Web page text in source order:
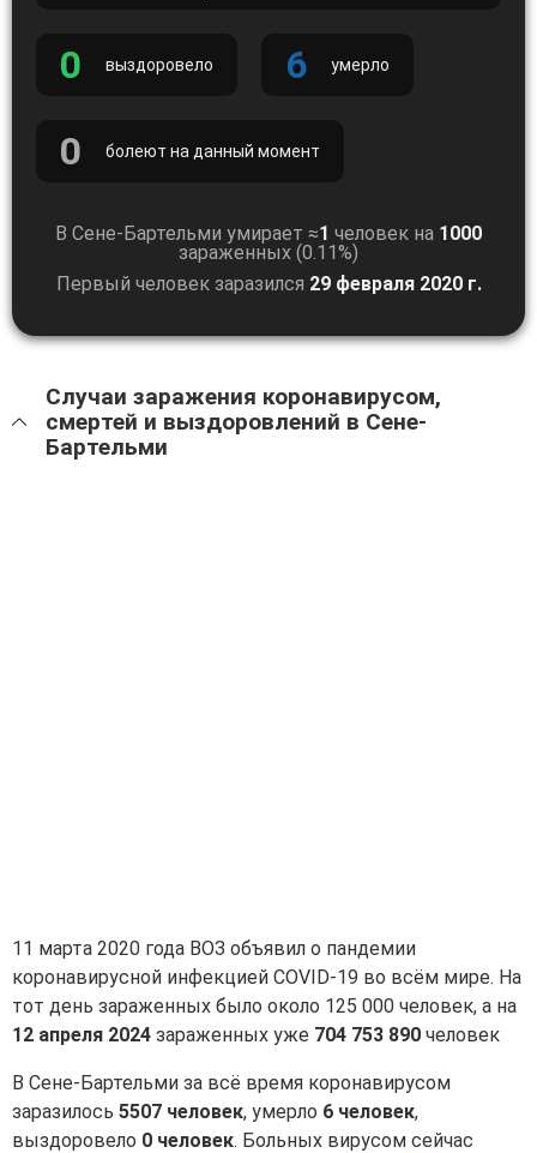
0 выздоровело 6 умерло
0 болеют на данный момент
В Сене-Бартельми умирает ≈1 человек на 1000
зараженных (0.11%)
Первый человек заразился 29 февраля 2020 г.
Случаи заражения коронавирусом,
смертей и выздоровлений в Сене-
Бартельми
11 марта 2020 года ВОЗ объявил о пандемии
коронавирусной инфекцией COVID-19 во всём мире. На
тот день зараженных было около 125 000 человек, а на
12 апреля 2024 зараженных уже 704 753 890 человек
В Сене-Бартельми за всё время коронавирусом
заразилось 5507 человек, умерло 6 человек,
выздоровело 0 человек. Больных вирусом сейчас